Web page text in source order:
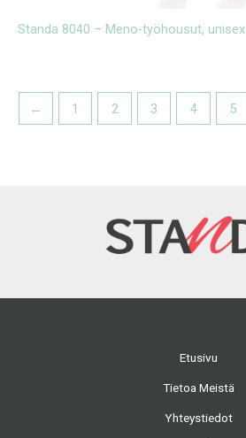
Standa 8040 – Meno-työhousut, unisex
← 1 2 3 4 5
Etusivu
Tietoa Meistä
Yhteystiedot